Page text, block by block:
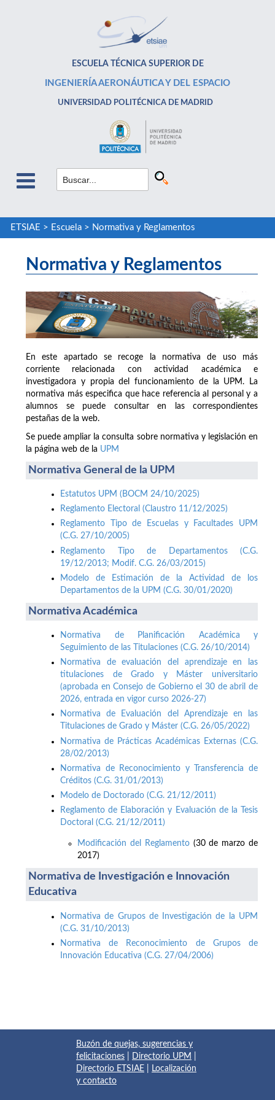
ESCUELA TÉCNICA SUPERIOR DE
INGENIERÍA AERONÁUTICA Y DEL ESPACIO
UNIVERSIDAD POLITÉCNICA DE MADRID
ETSIAE > Escuela> Normativa y Reglamentos
Normativa y Reglamentos
En este apartado se recoge la normativa de uso más
corriente relacionada con actividad académica e
investigadora y propia del funcionamiento de la UPM. La
normativa más especifica que hace referencia al personal y a
alumnos se puede consultar en las correspondientes
pestañas de la web.
Se puede ampliar la consulta sobre normativa y legislación en
la página web de la UPM
Normativa General de la UPM
Estatutos UPM (BOCM 24/10/2025)
Reglamento Electoral (Claustro 11/12/2025)
Reglamento Tipo de Escuelas y Facultades UPM
(C.G. 27/10/2005)
Reglamento Tipo de Departamentos (C.G.
19/12/2013; Modif. C.G. 26/03/2015)
Modelo de Estimación de la Actividad de los
Departamentos de la UPM (C.G. 30/01/2020)
Normativa Académica
Normativa de Planificación Académica y
Seguimiento de las Titulaciones (C.G. 26/10/2014)
Normativa de evaluación del aprendizaje en las
titulaciones de Grado y Máster universitario
(aprobada en Consejo de Gobierno el 30 de abril de
2026, entrada en vigor curso 2026-27)
Normativa de Evaluación del Aprendizaje en las
Titulaciones de Grado y Máster (C.G. 26/05/2022)
Normativa de Prácticas Académicas Externas (C.G.
28/02/2013)
Normativa de Reconocimiento y Transferencia de
Créditos (C.G. 31/01/2013)
Modelo de Doctorado (C.G. 21/12/2011)
Reglamento de Elaboración y Evaluación de la Tesis
Doctoral (C.G. 21/12/2011)
Modificación del Reglamento(30 de marzo de
2017)
Normativa de Investigación e Innovación
Educativa
Normativa de Grupos de Investigación de la UPM
(C.G. 31/10/2013)
Normativa de Reconocimiento de Grupos de
Innovación Educativa (C.G. 27/04/2006)
Buzón de quejas, sugerencias y
felicitaciones
Directorio UPM
Directorio ETSIAE
Localización
y contacto